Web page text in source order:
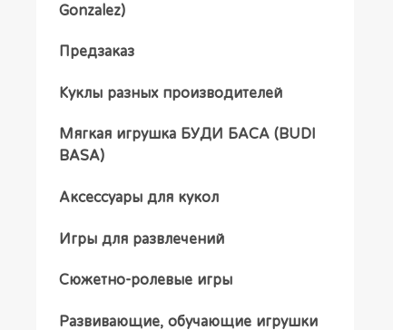
Gonzalez)
Предзаказ
Куклы разных производителей
Мягкая игрушка БУДИ БАСА (BUDI
BASA)
Аксессуары для кукол
Игры для развлечений
Сюжетно-ролевые игры
Развивающие, обучающие игрушки